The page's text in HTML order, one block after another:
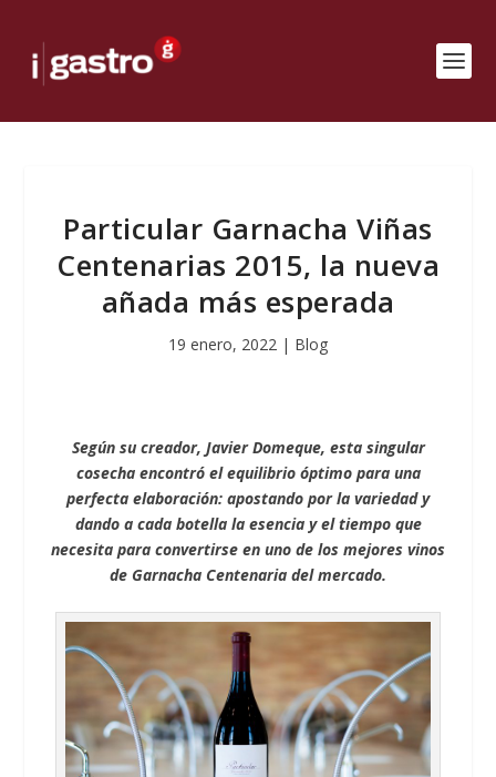
Particular Garnacha Viñas
Centenarias 2015, la nueva
añada más esperada
19 enero, 2022 | Blog
Según su creador, Javier Domeque, esta singular
cosecha encontró el equilibrio óptimo para una
perfecta elaboración: apostando por la variedad y
dando a cada botella la esencia y el tiempo que
necesita para convertirse en uno de los mejores vinos
de Garnacha Centenaria del mercado.